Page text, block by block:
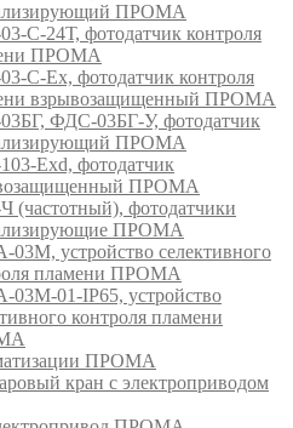
ПРОМА
С-24Т, фотодатчик контроля
ПРОМА
С-Ex, фотодатчик контроля
взрывозащищенный ПРОМА
ФДС-03БГ-У, фотодатчик
ПРОМА
Ехd, фотодатчик
ПРОМА
(частотный), фотодатчики
ПРОМА
устройство селективного
пламени ПРОМА
01-IP65, устройство
контроля пламени
ПРОМА
кран c электроприводом